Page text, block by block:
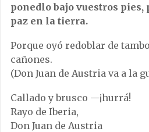
ponedlo bajo vuestros pies,
paz en la tierra.
Porque oyó redoblar de
cañones.
(Don Juan de Austria va a la
Callado y brusco —¡hurrá!
Rayo de Iberia,
Don Juan de Austria